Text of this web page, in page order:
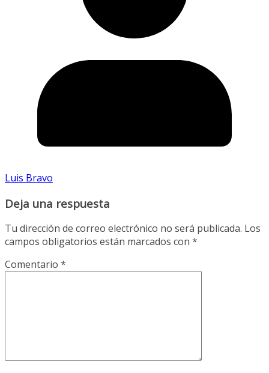
Luis Bravo
Deja una respuesta
Tu dirección de correo electrónico no será publicada. Los
campos obligatorios están marcados con *
Comentario *